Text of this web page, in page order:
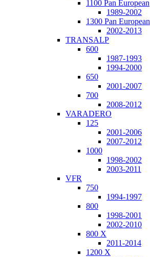
1100 Pan European
1989-2002
1300 Pan European
2002-2013
TRANSALP
600
1987-1993
1994-2000
650
2001-2007
700
2008-2012
VARADERO
125
2001-2006
2007-2012
1000
1998-2002
2003-2011
VFR
750
1994-1997
800
1998-2001
2002-2010
800 X
2011-2014
1200 X